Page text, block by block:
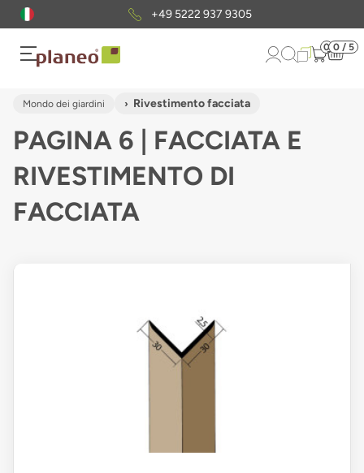
Pacchetto di campionigratuiti
0 0 / 5
Mondo dei giardini Rivestimento facciata
PAGINA 6 | FACCIATA E
RIVESTIMENTO DI
FACCIATA